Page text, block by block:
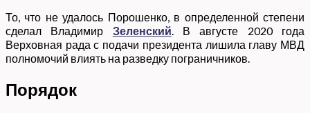
То, что не удалось Порошенко, в определенной степени
сделал Владимир Зеленский. В августе 2020 года
Верховная рада с подачи президента лишила главу МВД
полномочий влиять на разведку пограничников.
Порядок